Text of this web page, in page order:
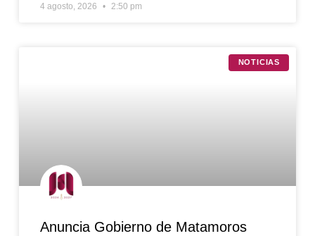
4 agosto, 2026 2:50 pm
NOTICIAS
Anuncia Gobierno de Matamoros